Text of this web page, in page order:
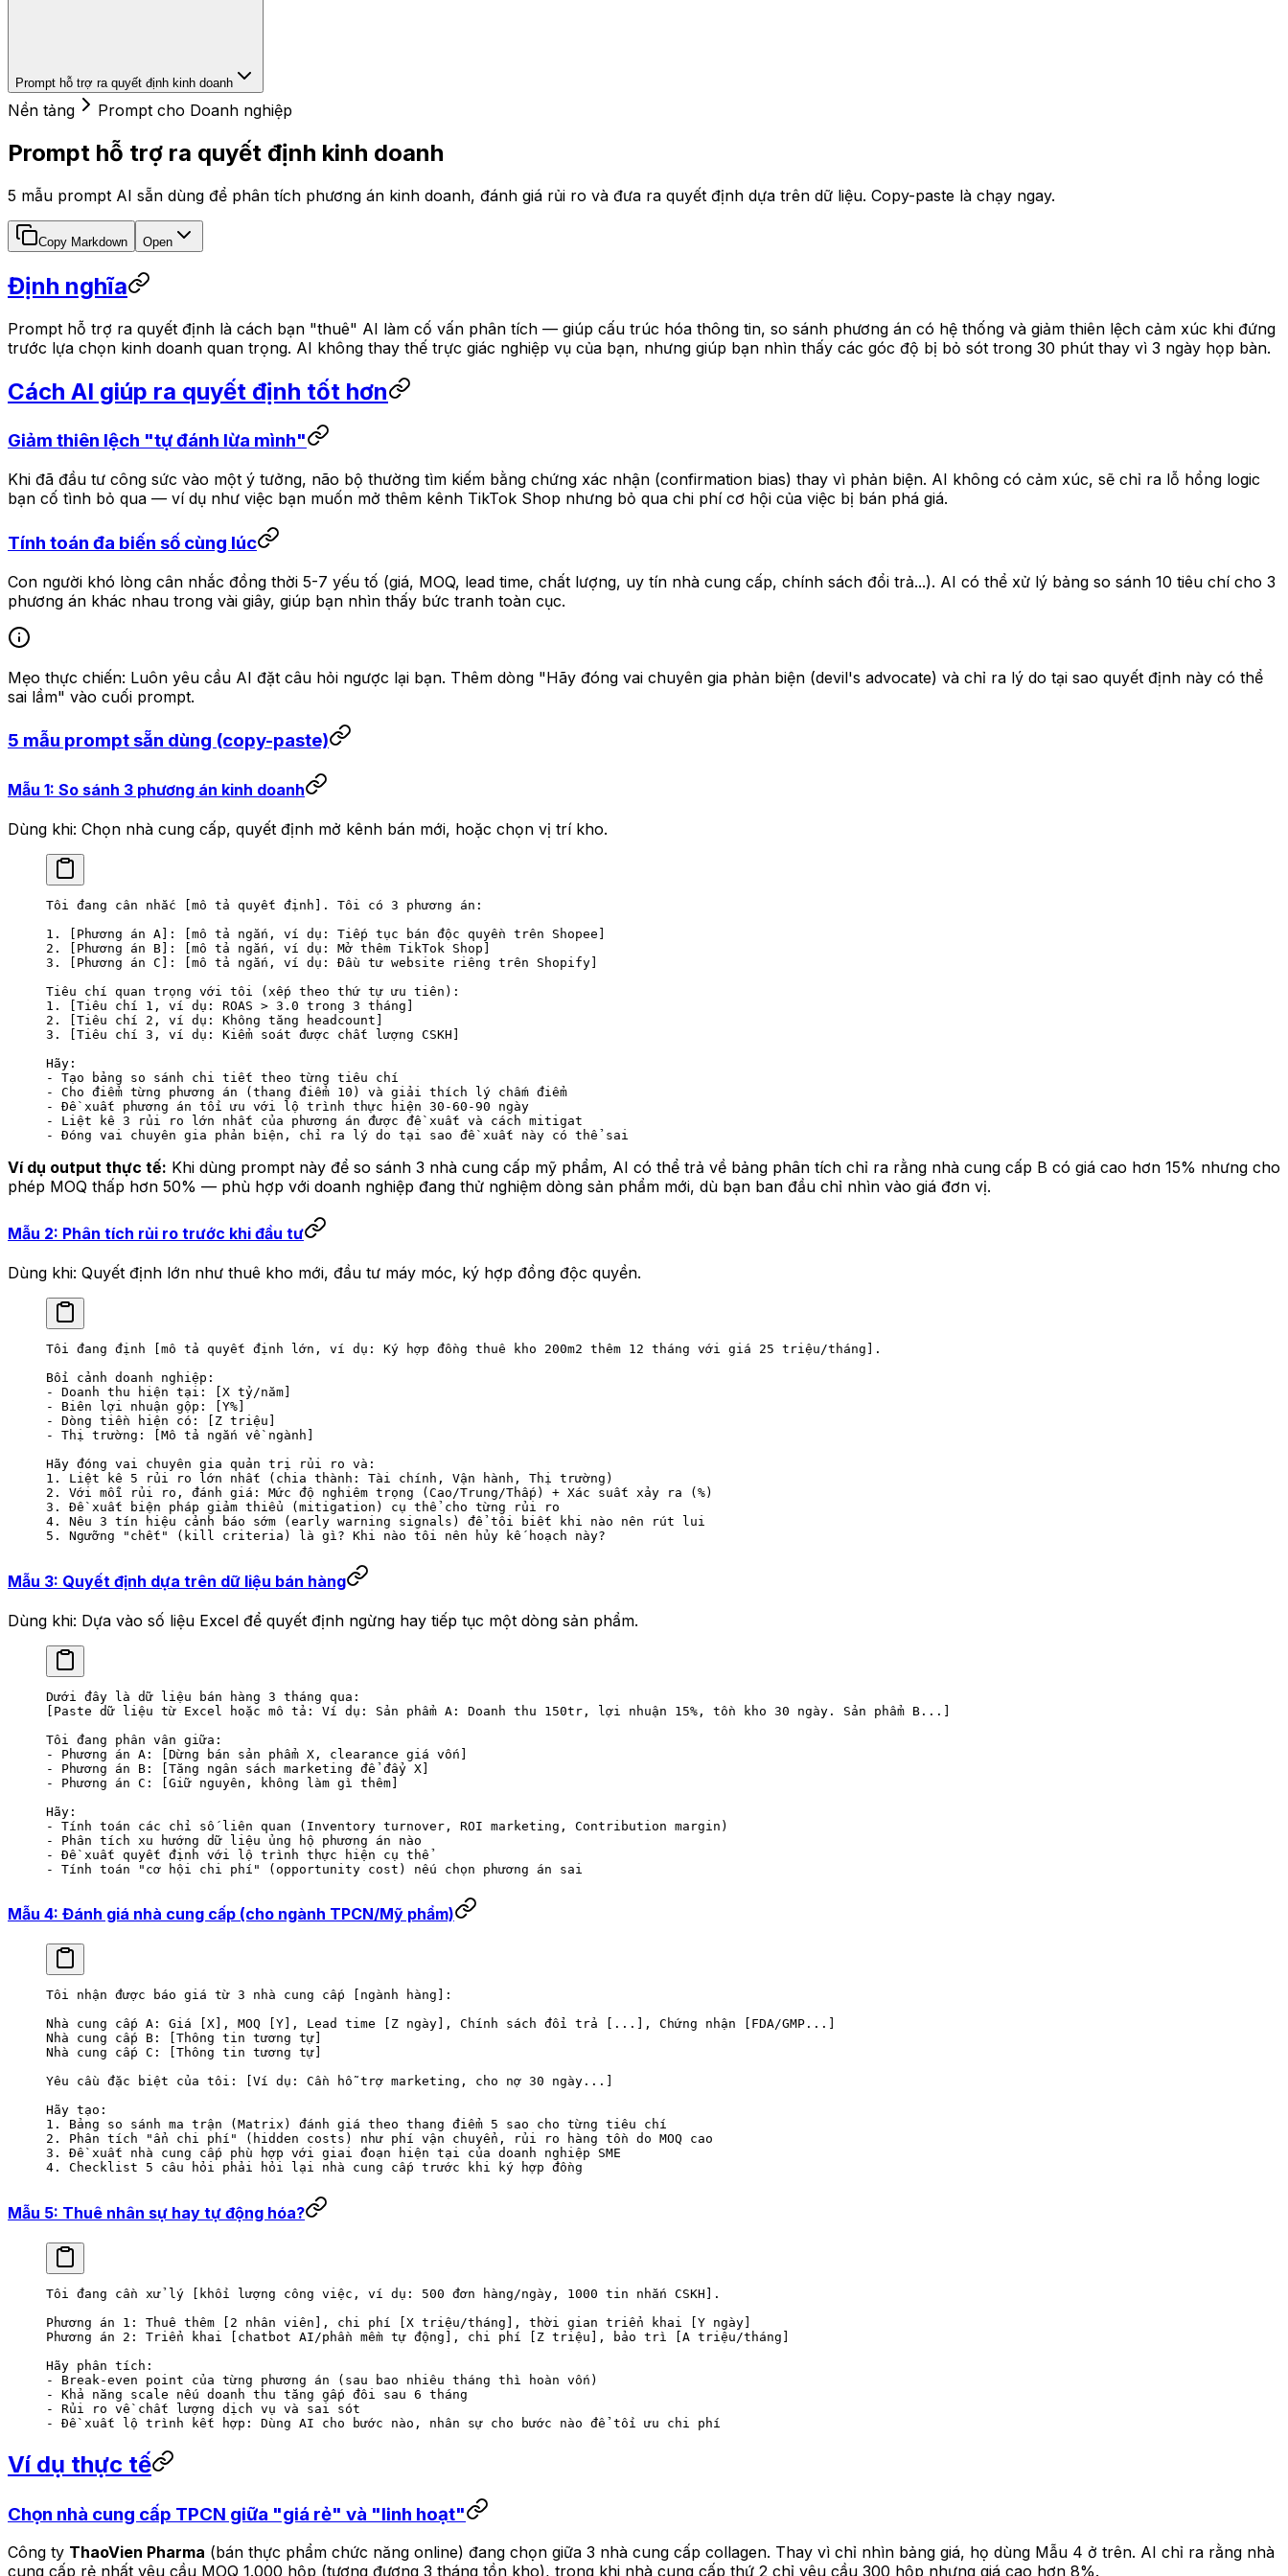
Prompt hỗ trợ ra quyết định kinh doanh
Nền tảng Prompt cho Doanh nghiệp
Prompt hỗ trợ ra quyết định kinh doanh
5 mẫu prompt AI sẵn dùng để phân tích phương án kinh doanh, đánh giá rủi ro và đưa ra quyết định dựa trên dữ liệu. Copy-paste là chạy ngay.
Copy Markdown Open
Định nghĩa
Prompt hỗ trợ ra quyết định là cách bạn "thuê" AI làm cố vấn phân tích — giúp cấu trúc hóa thông tin, so sánh phương án có hệ thống và giảm thiên lệch cảm xúc khi đứng
trước lựa chọn kinh doanh quan trọng. AI không thay thế trực giác nghiệp vụ của bạn, nhưng giúp bạn nhìn thấy các góc độ bị bỏ sót trong 30 phút thay vì 3 ngày họp bàn.
Cách AI giúp ra quyết định tốt hơn
Giảm thiên lệch "tự đánh lừa mình"
Khi đã đầu tư công sức vào một ý tưởng, não bộ thường tìm kiếm bằng chứng xác nhận (confirmation bias) thay vì phản biện. AI không có cảm xúc, sẽ chỉ ra lỗ hổng logic
bạn cố tình bỏ qua — ví dụ như việc bạn muốn mở thêm kênh TikTok Shop nhưng bỏ qua chi phí cơ hội của việc bị bán phá giá.
Tính toán đa biến số cùng lúc
Con người khó lòng cân nhắc đồng thời 5-7 yếu tố (giá, MOQ, lead time, chất lượng, uy tín nhà cung cấp, chính sách đổi trả...). AI có thể xử lý bảng so sánh 10 tiêu chí cho 3
phương án khác nhau trong vài giây, giúp bạn nhìn thấy bức tranh toàn cục.
Mẹo thực chiến: Luôn yêu cầu AI đặt câu hỏi ngược lại bạn. Thêm dòng "Hãy đóng vai chuyên gia phản biện (devil's advocate) và chỉ ra lý do tại sao quyết định này có thể
sai lầm" vào cuối prompt.
5 mẫu prompt sẵn dùng (copy-paste)
Mẫu 1: So sánh 3 phương án kinh doanh
Dùng khi: Chọn nhà cung cấp, quyết định mở kênh bán mới, hoặc chọn vị trí kho.
Tôi đang cân nhắc [mô tả quyết định]. Tôi có 3 phương án:
1. [Phương án A]: [mô tả ngắn, ví dụ: Tiếp tục bán độc quyền trên Shopee]
2. [Phương án B]: [mô tả ngắn, ví dụ: Mở thêm TikTok Shop]
3. [Phương án C]: [mô tả ngắn, ví dụ: Đầu tư website riêng trên Shopify]
Tiêu chí quan trọng với tôi (xếp theo thứ tự ưu tiên):
1. [Tiêu chí 1, ví dụ: ROAS > 3.0 trong 3 tháng]
2. [Tiêu chí 2, ví dụ: Không tăng headcount]
3. [Tiêu chí 3, ví dụ: Kiểm soát được chất lượng CSKH]
Hãy:
- Tạo bảng so sánh chi tiết theo từng tiêu chí
- Cho điểm từng phương án (thang điểm 10) và giải thích lý chấm điểm
- Đề xuất phương án tối ưu với lộ trình thực hiện 30-60-90 ngày
- Liệt kê 3 rủi ro lớn nhất của phương án được đề xuất và cách mitigat
- Đóng vai chuyên gia phản biện, chỉ ra lý do tại sao đề xuất này có thể sai
Ví dụ output thực tế: Khi dùng prompt này để so sánh 3 nhà cung cấp mỹ phẩm, AI có thể trả về bảng phân tích chỉ ra rằng nhà cung cấp B có giá cao hơn 15% nhưng cho
phép MOQ thấp hơn 50% — phù hợp với doanh nghiệp đang thử nghiệm dòng sản phẩm mới, dù bạn ban đầu chỉ nhìn vào giá đơn vị.
Mẫu 2: Phân tích rủi ro trước khi đầu tư
Dùng khi: Quyết định lớn như thuê kho mới, đầu tư máy móc, ký hợp đồng độc quyền.
Tôi đang định [mô tả quyết định lớn, ví dụ: Ký hợp đồng thuê kho 200m2 thêm 12 tháng với giá 25 triệu/tháng].
Bối cảnh doanh nghiệp:
- Doanh thu hiện tại: [X tỷ/năm]
- Biên lợi nhuận gộp: [Y%]
- Dòng tiền hiện có: [Z triệu]
- Thị trường: [Mô tả ngắn về ngành]
Hãy đóng vai chuyên gia quản trị rủi ro và:
1. Liệt kê 5 rủi ro lớn nhất (chia thành: Tài chính, Vận hành, Thị trường)
2. Với mỗi rủi ro, đánh giá: Mức độ nghiêm trọng (Cao/Trung/Thấp) + Xác suất xảy ra (%)
3. Đề xuất biện pháp giảm thiểu (mitigation) cụ thể cho từng rủi ro
4. Nêu 3 tín hiệu cảnh báo sớm (early warning signals) để tôi biết khi nào nên rút lui
5. Ngưỡng "chết" (kill criteria) là gì? Khi nào tôi nên hủy kế hoạch này?
Mẫu 3: Quyết định dựa trên dữ liệu bán hàng
Dùng khi: Dựa vào số liệu Excel để quyết định ngừng hay tiếp tục một dòng sản phẩm.
Dưới đây là dữ liệu bán hàng 3 tháng qua:
[Paste dữ liệu từ Excel hoặc mô tả: Ví dụ: Sản phẩm A: Doanh thu 150tr, lợi nhuận 15%, tồn kho 30 ngày. Sản phẩm B...]
Tôi đang phân vân giữa:
- Phương án A: [Dừng bán sản phẩm X, clearance giá vốn]
- Phương án B: [Tăng ngân sách marketing để đẩy X]
- Phương án C: [Giữ nguyên, không làm gì thêm]
Hãy:
- Tính toán các chỉ số liên quan (Inventory turnover, ROI marketing, Contribution margin)
- Phân tích xu hướng dữ liệu ủng hộ phương án nào
- Đề xuất quyết định với lộ trình thực hiện cụ thể
- Tính toán "cơ hội chi phí" (opportunity cost) nếu chọn phương án sai
Mẫu 4: Đánh giá nhà cung cấp (cho ngành TPCN/Mỹ phẩm)
Tôi nhận được báo giá từ 3 nhà cung cấp [ngành hàng]:
Nhà cung cấp A: Giá [X], MOQ [Y], Lead time [Z ngày], Chính sách đổi trả [...], Chứng nhận [FDA/GMP...]
Nhà cung cấp B: [Thông tin tương tự]
Nhà cung cấp C: [Thông tin tương tự]
Yêu cầu đặc biệt của tôi: [Ví dụ: Cần hỗ trợ marketing, cho nợ 30 ngày...]
Hãy tạo:
1. Bảng so sánh ma trận (Matrix) đánh giá theo thang điểm 5 sao cho từng tiêu chí
2. Phân tích "ẩn chi phí" (hidden costs) như phí vận chuyển, rủi ro hàng tồn do MOQ cao
3. Đề xuất nhà cung cấp phù hợp với giai đoạn hiện tại của doanh nghiệp SME
4. Checklist 5 câu hỏi phải hỏi lại nhà cung cấp trước khi ký hợp đồng
Mẫu 5: Thuê nhân sự hay tự động hóa?
Tôi đang cần xử lý [khối lượng công việc, ví dụ: 500 đơn hàng/ngày, 1000 tin nhắn CSKH].
Phương án 1: Thuê thêm [2 nhân viên], chi phí [X triệu/tháng], thời gian triển khai [Y ngày]
Phương án 2: Triển khai [chatbot AI/phần mềm tự động], chi phí [Z triệu], bảo trì [A triệu/tháng]
Hãy phân tích:
- Break-even point của từng phương án (sau bao nhiêu tháng thì hoàn vốn)
- Khả năng scale nếu doanh thu tăng gấp đôi sau 6 tháng
- Rủi ro về chất lượng dịch vụ và sai sót
- Đề xuất lộ trình kết hợp: Dùng AI cho bước nào, nhân sự cho bước nào để tối ưu chi phí
Ví dụ thực tế
Chọn nhà cung cấp TPCN giữa "giá rẻ" và "linh hoạt"
Công ty ThaoVien Pharma (bán thực phẩm chức năng online) đang chọn giữa 3 nhà cung cấp collagen. Thay vì chỉ nhìn bảng giá, họ dùng Mẫu 4 ở trên. AI chỉ ra rằng nhà
cung cấp rẻ nhất yêu cầu MOQ 1.000 hộp (tương đương 3 tháng tồn kho), trong khi nhà cung cấp thứ 2 chỉ yêu cầu 300 hộp nhưng giá cao hơn 8%.